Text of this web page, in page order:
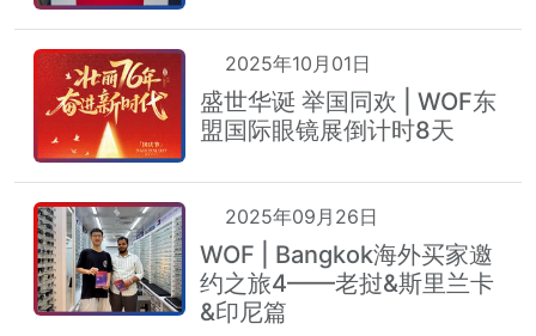
2025年10月01日
盛世华诞 举国同欢 | WOF东
盟国际眼镜展倒计时8天
2025年09月26日
WOF | Bangkok海外买家邀
约之旅4——老挝&斯里兰卡
&印尼篇